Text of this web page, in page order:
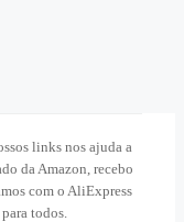
links nos ajuda a
da Amazon, recebo
com o AliExpress
todos.